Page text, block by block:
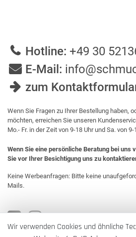
Hotline: +49 30
E-Mail:
zum
Wenn Sie Fragen zu Ihrer Bestellung haben,
möchten, erreichen Sie unseren
Mo.- Fr. in der Zeit von 9-18 Uhr und Sa. von 9-
Wenn Sie eine persönliche Beratung bei uns
Sie vor Ihrer Besichtigung uns zu
Keine Werbeanfragen: Bitte keine
Mails.
Wir verwenden Cookies und ähnliche